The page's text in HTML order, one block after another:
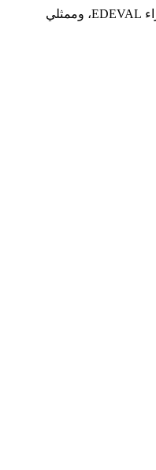
وتمت الزيارة بحضور كل من مديرة التعمير، البناء، والهندسة المعمارية، مديري الأشغال العمومية، والموارد المائية، المدير العام للمؤسسة العمومية الولائية لتنمية المساحات الخضراء EDEVAL، وممثلي